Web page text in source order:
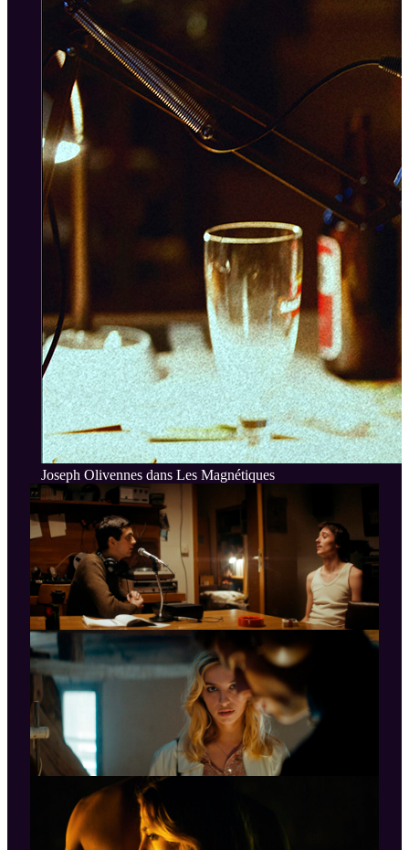
Joseph Olivennes dans Les Magnétiques